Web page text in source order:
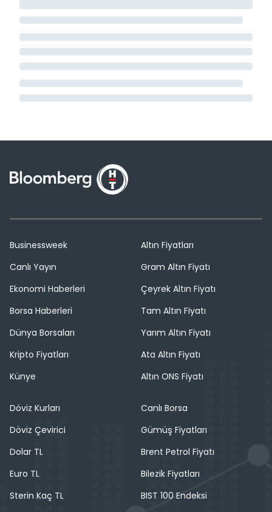
Businessweek
Canlı Yayın
Ekonomi Haberleri
Borsa Haberleri
Dünya Borsaları
Kripto Fiyatları
Künye
Altın Fiyatları
Gram Altın Fiyatı
Çeyrek Altın Fiyatı
Tam Altın Fiyatı
Yarım Altın Fiyatı
Ata Altın Fiyatı
Altın ONS Fiyatı
Döviz Kurları
Döviz Çevirici
Dolar TL
Euro TL
Sterin Kaç TL
Canlı Borsa
Gümüş Fiyatları
Brent Petrol Fiyatı
Bilezik Fiyatları
BIST 100 Endeksi